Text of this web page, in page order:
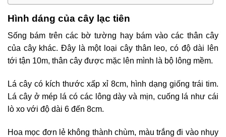
Hình dáng của cây lạc tiên
Sống bám trên các bờ tường hay bám vào các thân cây
của cây khác. Đây là một loại cây thân leo, có độ dài lên
tới tận 10m, thân cây được mặc lên mình là bộ lông mềm.
Lá cây có kích thước xấp xỉ 8cm, hình dạng giống trái tim.
Lá cây ở mép lá có các lông dày và mịn, cuống lá như cái
lò xo với độ dài 6 đến 8cm.
Hoa mọc đơn lẻ không thành chùm, màu trắng đi vào nhụy